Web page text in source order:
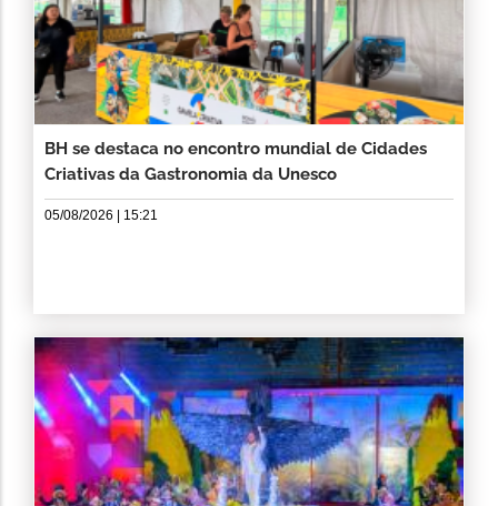
BH se destaca no encontro mundial de Cidades
Criativas da Gastronomia da Unesco
05/08/2026 | 15:21